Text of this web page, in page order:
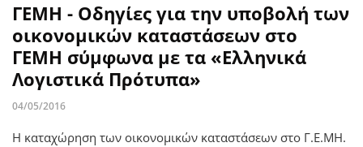
ΓΕΜΗ - Οδηγίες για την υποβολή των
οικονομικών καταστάσεων στο
ΓΕΜΗ σύμφωνα με τα «Ελληνικά
Λογιστικά Πρότυπα»
04/05/2016
Η καταχώρηση των οικονομικών καταστάσεων στο Γ.Ε.ΜΗ.